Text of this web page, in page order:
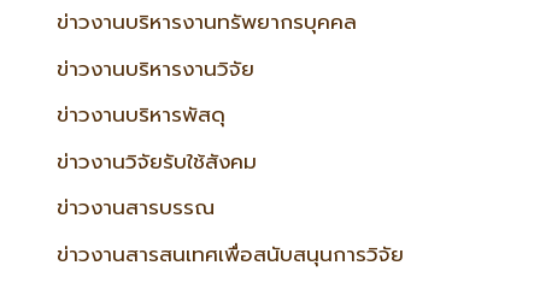
ข่าวงานบริหารงานทรัพยากรบุคคล
ข่าวงานบริหารงานวิจัย
ข่าวงานบริหารพัสดุ
ข่าวงานวิจัยรับใช้สังคม
ข่าวงานสารบรรณ
ข่าวงานสารสนเทศเพื่อสนับสนุนการวิจัย